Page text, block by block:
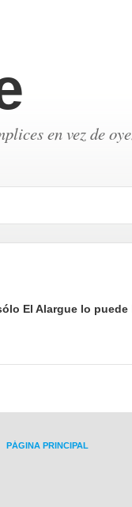
en vez de
El Alargue lo puede
PÁGINA PRINCIPAL